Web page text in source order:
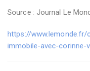
Source : Journal Le
https://
immobile-avec-corinne-